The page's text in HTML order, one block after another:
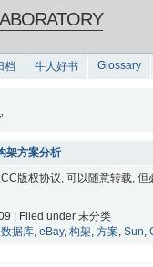
档 牛人好书 Glossary
架方案分析
版权协议, 可以随意转载,
| Filed under 未分类
数据库, eBay, 构架, 方案, Sun,